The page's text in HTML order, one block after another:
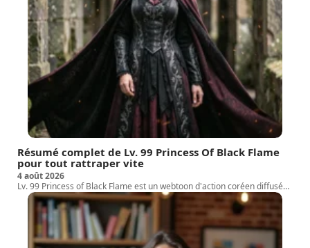
Résumé complet de Lv. 99 Princess Of Black Flame
pour tout rattraper vite
4 août 2026
Lv. 99 Princess of Black Flame est un webtoon d'action coréen diffusé…